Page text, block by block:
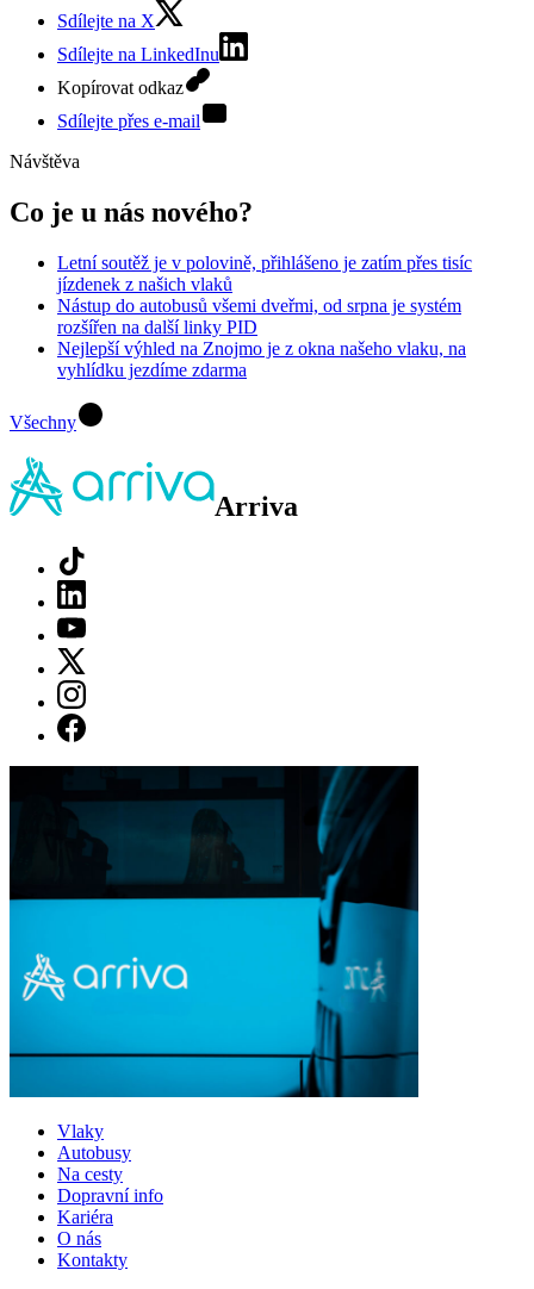
Sdílejte na X
Sdílejte na LinkedInu
Kopírovat odkaz
Sdílejte přes e-mail
Návštěva
Co je u nás nového?
Letní soutěž je v polovině, přihlášeno je zatím přes tisíc
jízdenek z našich vlaků
Nástup do autobusů všemi dveřmi, od srpna je systém
rozšířen na další linky PID
Nejlepší výhled na Znojmo je z okna našeho vlaku, na
vyhlídku jezdíme zdarma
Všechny
Arriva
Vlaky
Autobusy
Na cesty
Dopravní info
Kariéra
O nás
Kontakty